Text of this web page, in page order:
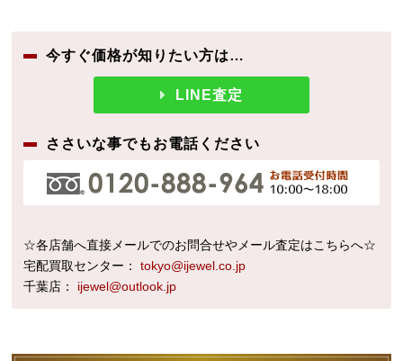
今すぐ価格が知りたい方は…
LINE査定
ささいな事でもお電話ください
☆各店舗へ直接メールでのお問合せやメール査定はこちらへ☆
宅配買取センター：tokyo@ijewel.co.jp
千葉店： ijewel@outlook.jp